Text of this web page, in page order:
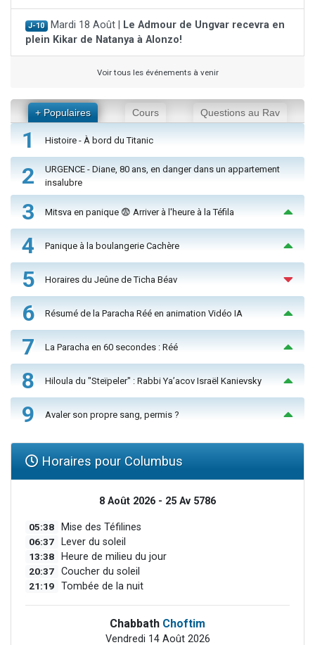
J-10 Mardi 18 Août |
Le Admour de Ungvar recevra en
plein Kikar de Natanya à Alonzo!
Voir tous les événements à venir
+ Populaires Cours Questions au Rav
1 Histoire - À bord du Titanic
2
URGENCE - Diane, 80 ans, en danger dans un appartement
insalubre
3 Mitsva en panique 😨 Arriver à l'heure à la Téfila
4 Panique à la boulangerie Cachère
5 Horaires du Jeûne de Ticha Béav
6 Résumé de la Paracha Réé en animation Vidéo IA
7 La Paracha en 60 secondes : Réé
8 Hiloula du "Steïpeler" : Rabbi Ya’acov Israël Kanievsky
9 Avaler son propre sang, permis ?
Horaires pour Columbus
8 Août 2026 - 25 Av 5786
05:38 Mise des Téfilines
06:37 Lever du soleil
13:38 Heure de milieu du jour
20:37 Coucher du soleil
21:19 Tombée de la nuit
Chabbath Choftim
Vendredi 14 Août 2026